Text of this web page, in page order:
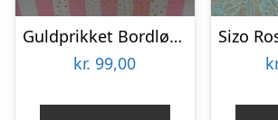
Guldprikket Bordløber Lyserød
kr. 99,00